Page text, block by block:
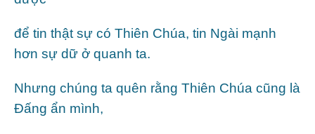
để tin thật sự có Thiên Chúa, tin Ngài mạnh
hơn sự dữ ở quanh ta.
Nhưng chúng ta quên rằng Thiên Chúa cũng là
Đấng ẩn mình,